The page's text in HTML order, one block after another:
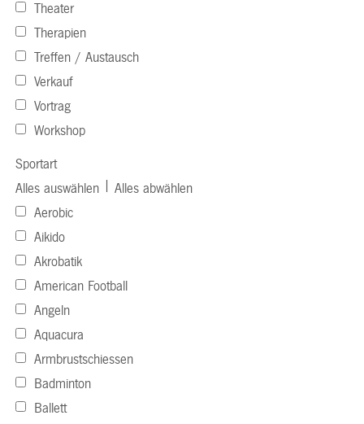
Theater
Therapien
Treffen / Austausch
Verkauf
Vortrag
Workshop
Sportart
Alles auswählen
Alles abwählen
Aerobic
Aikido
Akrobatik
American Football
Angeln
Aquacura
Armbrustschiessen
Badminton
Ballett